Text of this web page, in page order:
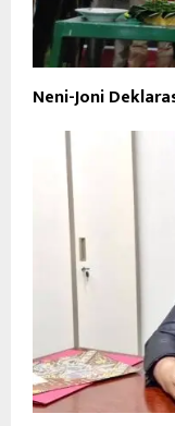
Neni-Joni